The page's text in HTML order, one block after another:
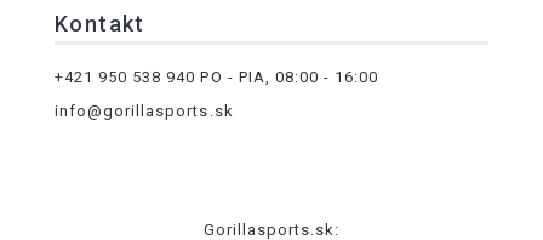
Kontakt
+421 950 538 940 PO - PIA, 08:00 - 16:00
info@gorillasports.sk
Gorillasports.sk: